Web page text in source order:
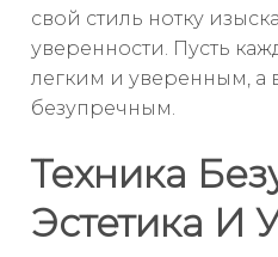
свой стиль нотку
уверенности. Пусть
легким и уверенным,
безупречным.
Техника
Эстетика И